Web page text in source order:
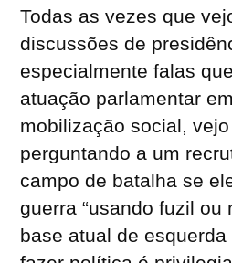
Todas as vezes que
discussões de
especialmente falas
atuação parlamentar
mobilização social,
perguntando a um
campo de batalha se
guerra “usando fuzil ou
base atual de